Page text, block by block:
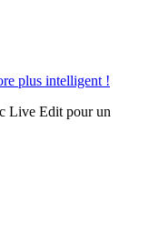
plus intelligent !
Live Edit pour un